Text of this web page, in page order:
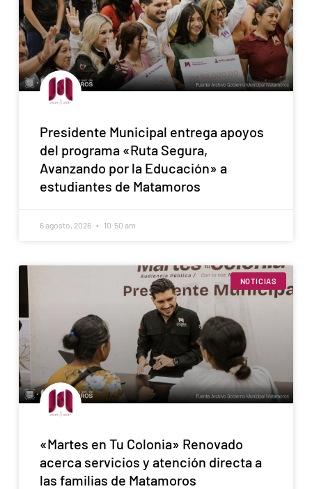
Presidente Municipal entrega apoyos
del programa «Ruta Segura,
Avanzando por la Educación» a
estudiantes de Matamoros
6 agosto, 2026 10:50 am
NOTICIAS
«Martes en Tu Colonia» Renovado
acerca servicios y atención directa a
las familias de Matamoros